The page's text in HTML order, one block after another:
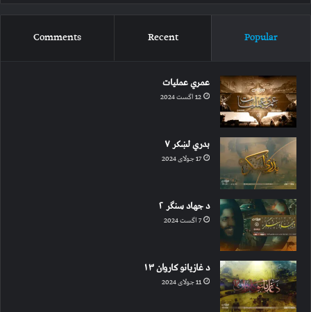
Popular
Recent
Comments
عمري عملیات
12 اگست 2024
بدري لښکر ۷
17 جولای 2024
د جهاد سنګر ۲
7 اگست 2024
د غازیانو کاروان ۱۳
11 جولای 2024